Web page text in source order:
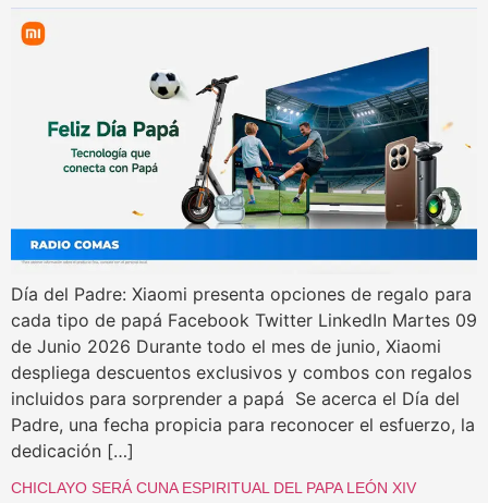
Día del Padre: Xiaomi presenta opciones de regalo para
cada tipo de papá Facebook Twitter LinkedIn Martes 09
de Junio 2026 Durante todo el mes de junio, Xiaomi
despliega descuentos exclusivos y combos con regalos
incluidos para sorprender a papá Se acerca el Día del
Padre, una fecha propicia para reconocer el esfuerzo, la
dedicación […]
CHICLAYO SERÁ CUNA ESPIRITUAL DEL PAPA LEÓN XIV